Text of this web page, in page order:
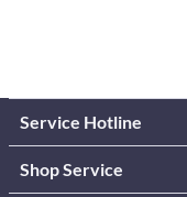
Service Hotline
Shop Service